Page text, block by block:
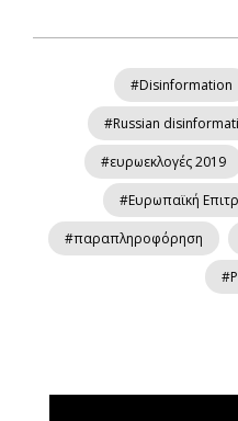
#Disinformation
#Russian
#ευρωεκλογές 2019
#Ευρωπαϊκή
#παραπληροφόρηση